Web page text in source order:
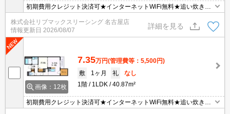
初期費用クレジット決済可★インターネットWiFi無料★追い炊き機
能など設備充実の1LDK♪スーパーが徒歩圏内に複数あって便利な立
地です！
株式会社リブマックスリーシング 名古屋店
情報更新日 2026/08/07
詳細を見る
画像：12枚
7.35万円(管理費等：5,500円)
敷
1ヶ月 礼
なし
1階
1LDK 40.87m²
初期費用クレジット決済可★インターネットWiFi無料★追い炊き機
能など設備充実の1LDK♪スーパーが徒歩圏内に複数あって便利な立